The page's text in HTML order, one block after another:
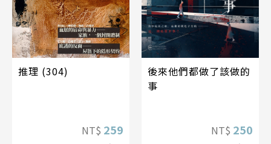
推理 (304)
NT$ 259
後來他們都做了該做的
事
NT$ 250